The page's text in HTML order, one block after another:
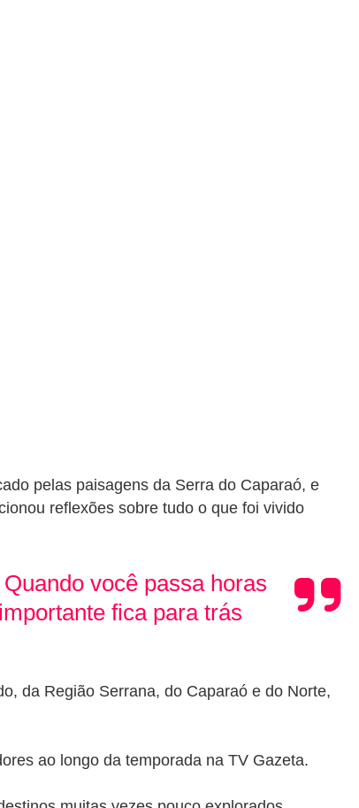
pelas paisagens da Serra do Caparaó, e
reflexões sobre tudo o que foi vivido
você passa horas
fica para trás
da Região Serrana, do Caparaó e do Norte,
ao longo da temporada na TV Gazeta.